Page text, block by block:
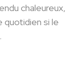
chaleureux,
si le